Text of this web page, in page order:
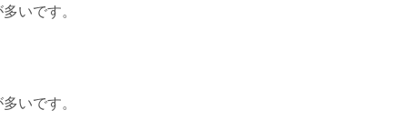
いです。
いです。